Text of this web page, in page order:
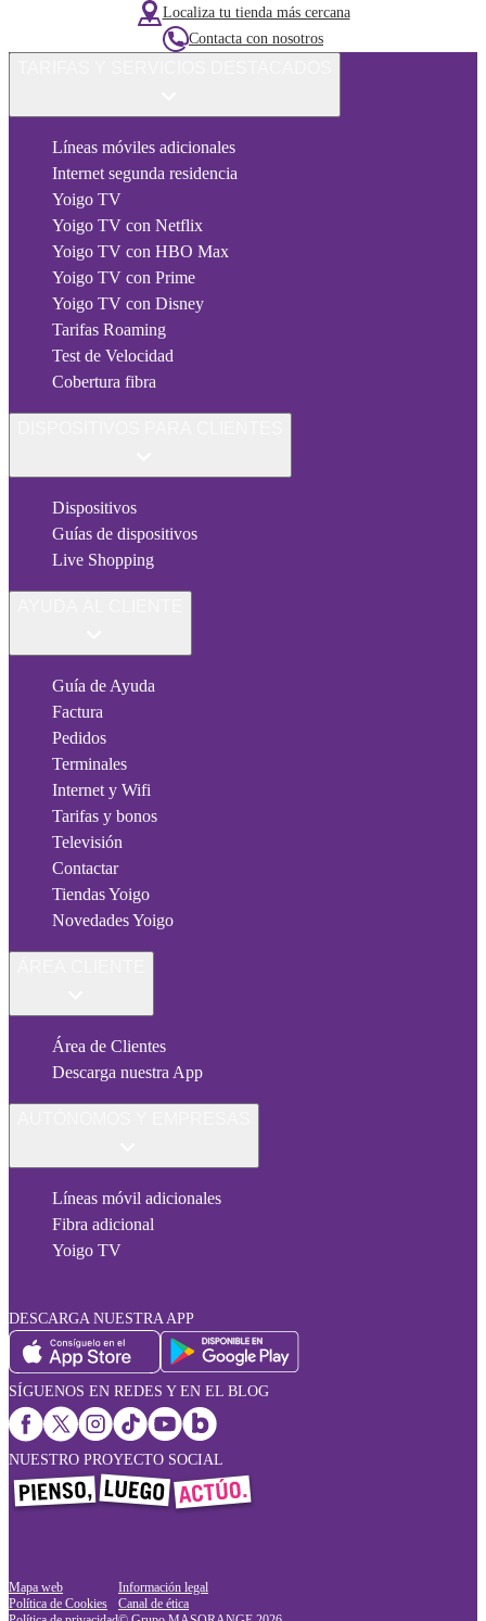
Localiza tu tienda más cercana
Contacta con nosotros
Líneas móviles adicionales
Internet segunda residencia
Yoigo TV
Yoigo TV con Netflix
Yoigo TV con HBO Max
Yoigo TV con Prime
Yoigo TV con Disney
Tarifas Roaming
Test de Velocidad
Cobertura fibra
Dispositivos
Guías de dispositivos
Live Shopping
Guía de Ayuda
Factura
Pedidos
Terminales
Internet y Wifi
Tarifas y bonos
Televisión
Contactar
Tiendas Yoigo
Novedades Yoigo
Área de Clientes
Descarga nuestra App
Líneas móvil adicionales
Fibra adicional
Yoigo TV
DESCARGA NUESTRA APP
SÍGUENOS EN REDES Y EN EL BLOG
NUESTRO PROYECTO SOCIAL
Mapa web
Política de Cookies
Información legal
Canal de ética